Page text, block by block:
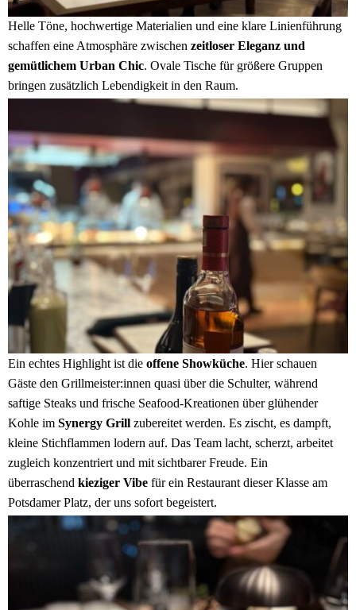
Helle Töne, hochwertige Materialien und eine klare Linienführung
schaffen eine Atmosphäre zwischen zeitloser Eleganz und
gemütlichem Urban Chic. Ovale Tische für größere Gruppen
bringen zusätzlich Lebendigkeit in den Raum.
Ein echtes Highlight ist die offene Showküche. Hier schauen
Gäste den Grillmeister:innen quasi über die Schulter, während
saftige Steaks und frische Seafood-Kreationen über glühender
Kohle im Synergy Grill zubereitet werden. Es zischt, es dampft,
kleine Stichflammen lodern auf. Das Team lacht, scherzt, arbeitet
zugleich konzentriert und mit sichtbarer Freude. Ein
überraschend kieziger Vibe für ein Restaurant dieser Klasse am
Potsdamer Platz, der uns sofort begeistert.